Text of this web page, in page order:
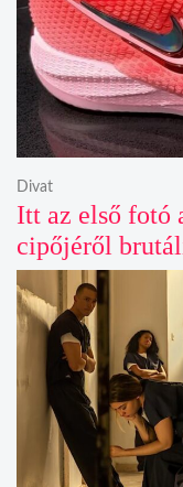
Itt az első fotó
cipőjéről
Divat